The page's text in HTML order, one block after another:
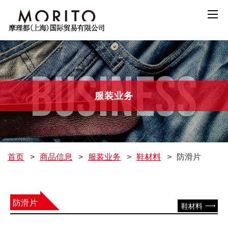
BUSINESS
服装业务
首页 > 商品信息 > 服装业务 > 鞋材料 > 防滑片
防滑片 鞋材料